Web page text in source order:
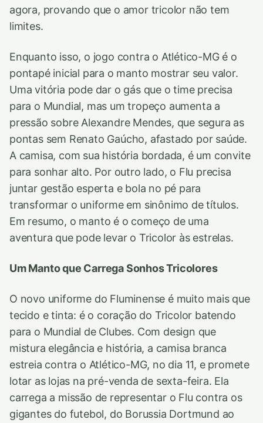
agora, provando que o amor tricolor não tem
limites.
Enquanto isso, o jogo contra o Atlético-MG é o
pontapé inicial para o manto mostrar seu valor.
Uma vitória pode dar o gás que o time precisa
para o Mundial, mas um tropeço aumenta a
pressão sobre Alexandre Mendes, que segura as
pontas sem Renato Gaúcho, afastado por saúde.
A camisa, com sua história bordada, é um convite
para sonhar alto. Por outro lado, o Flu precisa
juntar gestão esperta e bola no pé para
transformar o uniforme em sinônimo de títulos.
Em resumo, o manto é o começo de uma
aventura que pode levar o Tricolor às estrelas.
Um Manto que Carrega Sonhos Tricolores
O novo uniforme do Fluminense é muito mais que
tecido e tinta: é o coração do Tricolor batendo
para o Mundial de Clubes. Com design que
mistura elegância e história, a camisa branca
estreia contra o Atlético-MG, no dia 11, e promete
lotar as lojas na pré-venda de sexta-feira. Ela
carrega a missão de representar o Flu contra os
gigantes do futebol, do Borussia Dortmund ao